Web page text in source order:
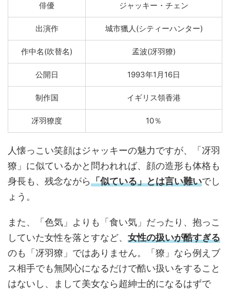
俳優 ジャッキー・チェン
出演作 城市獵人(シティーハンター)
作中名(吹替名) 孟波(冴羽獠)
公開日 1993年1月16日
制作国 イギリス領香港
冴羽獠度 10％
人懐っこい笑顔はジャッキーの魅力ですが、「冴羽
獠」に似ているかと問われれば、顔の造形も体格も
身長も、残念ながら「似ている」とは言い難いでし
ょう。
また、「色気」よりも「食い気」だったり、抱っこ
していた女性を落とすなど、 女性の扱いが酷すぎる
のも「冴羽獠」ではありません。「獠」なら例えブ
ス相手でも無関心になるだけで酷い扱いをすること
はないし、まして美女なら超紳士的になるはずで